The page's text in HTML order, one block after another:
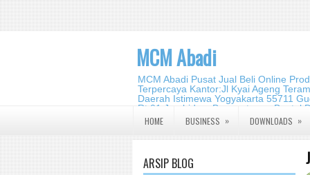
MCM Abadi
MCM Abadi Pusat Jual Beli Online
Terpercaya Kantor:Jl Kyai Ageng
Daerah Istimewa Yogyakarta 55711
Rt.01,Jambidan,
2140 2988
HOME BUSINESS » DOWNLOADS »
ARSIP BLOG